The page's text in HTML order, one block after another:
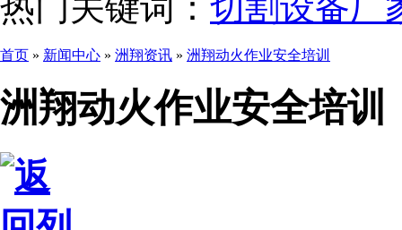
首页 » 新闻中心 » 洲翔资讯 » 洲翔动火作业安全培训
洲翔动火作业安全培训